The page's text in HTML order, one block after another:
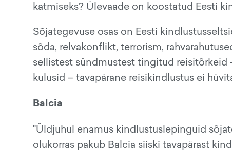
katmiseks? Ülevaade on koostatud Eesti
Sõjategevuse osas on Eesti
sõda, relvakonflikt, terrorism,
sellistest sündmustest tingitud reisitõrkeid
kulusid – tavapärane reisikindlustus ei
Balcia
"Üldjuhul enamus kindlustuslepinguid
olukorras pakub Balcia siiski tavapärast